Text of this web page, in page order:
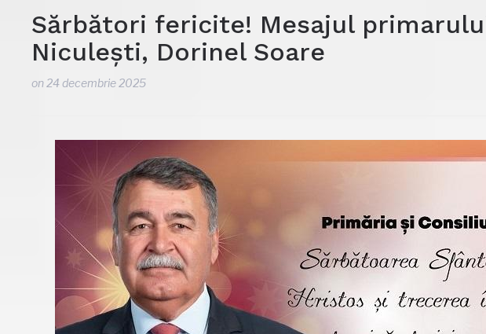
Sărbători fericite! Mesajul
Niculești, Dorinel Soare
on 24 decembrie 2025